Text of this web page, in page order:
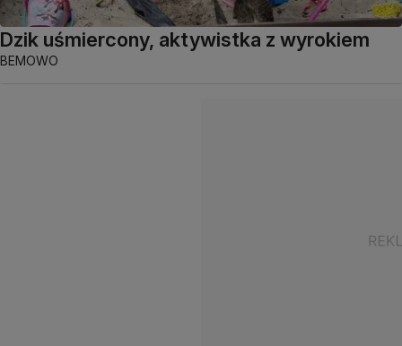
Dzik uśmiercony, aktywistka z wyrokiem
BEMOWO